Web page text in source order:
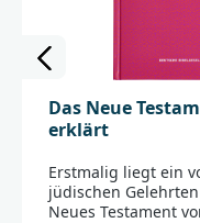
Das Neue
erklärt
Erstmalig liegt ein
jüdischen
Neues Testament